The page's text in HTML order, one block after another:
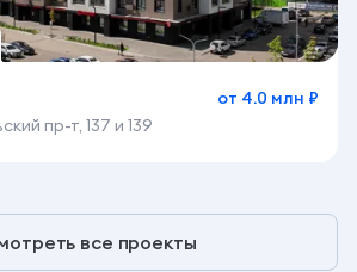
от 4.0 млн ₽
пр-т, 137 и 139
все проекты